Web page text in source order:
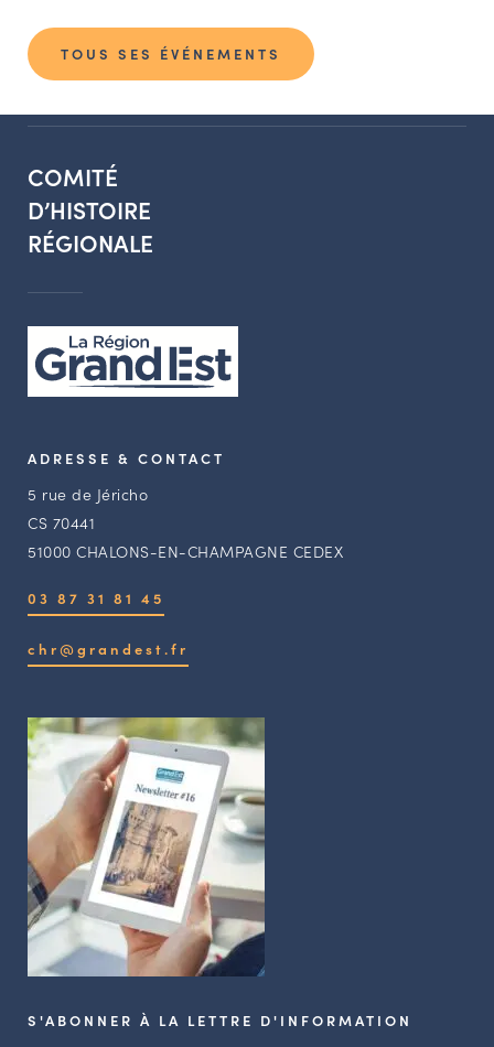
TOUS SES ÉVÉNEMENTS
COMITÉ
D’HISTOIRE
RÉGIONALE
ADRESSE & CONTACT
5 rue de Jéricho
CS 70441
51000 CHALONS-EN-CHAMPAGNE CEDEX
03 87 31 81 45
chr@grandest.fr
S'ABONNER À LA LETTRE D'INFORMATION